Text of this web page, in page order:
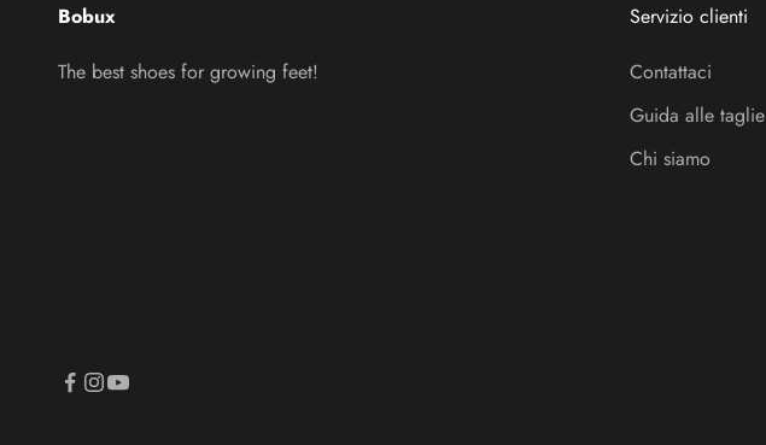
Bobux
The best shoes for growing feet!
Servizio clienti
Contattaci
Guida alle taglie
Chi siamo